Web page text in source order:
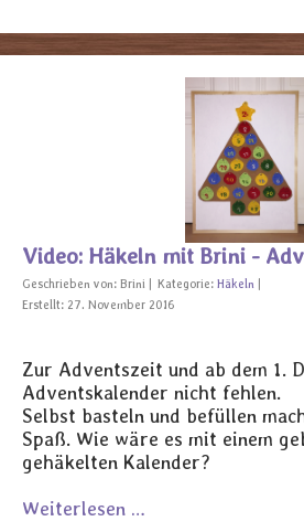
Video: Häkeln mit Brini -
Geschrieben von: Brini Kategorie: Häkeln
Erstellt: 27. November 2016
Zur Adventszeit und ab dem 1.
Adventskalender nicht fehlen.
Selbst basteln und befüllen
Spaß. Wie wäre es mit einem
gehäkelten Kalender?
Weiterlesen …